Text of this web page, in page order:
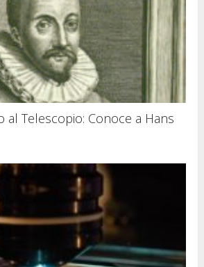
al Telescopio: Conoce a Hans